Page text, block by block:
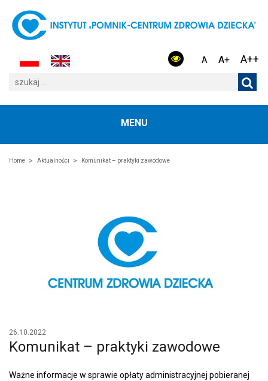
A A+ A++
MENU
Home Aktualności Komunikat – praktyki zawodowe
26.10.2022
Komunikat – praktyki zawodowe
Ważne informacje w sprawie opłaty administracyjnej pobieranej